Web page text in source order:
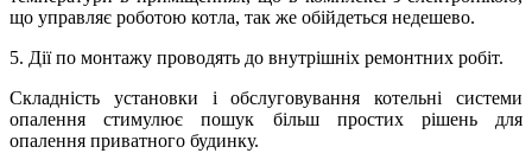
що управляє роботою котла, так же обійдеться недешево.
5. Дії по монтажу проводять до внутрішніх ремонтних робіт.
Складність установки і обслуговування котельні системи
опалення стимулює пошук більш простих рішень для
опалення приватного будинку.